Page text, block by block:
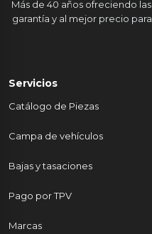
Más de 40 años ofreciendo
garantía y al mejor precio
Servicios
Catálogo de Piezas
Campa de vehículos
Bajas y tasaciones
Pago por TPV
Marcas